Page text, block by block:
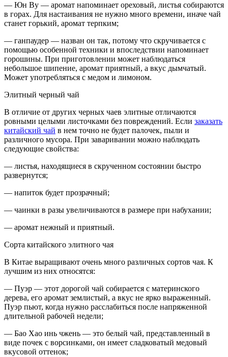
— Юн Ву — аромат напоминает ореховый, листья собираются
в горах. Для настаивания не нужно много времени, иначе чай
станет горький, аромат терпким;
— ганпаудер — назван он так, потому что скручивается с
помощью особенной техники и впоследствии напоминает
горошины. При приготовлении может наблюдаться
небольшое шипение, аромат приятный, а вкус дымчатый.
Может употребляться с медом и лимоном.
Элитный черный чай
В отличие от других черных чаев элитные отличаются
ровными целыми листочками без повреждений. Если заказать
китайский чай в нем точно не будет палочек, пыли и
различного мусора. При заваривании можно наблюдать
следующие свойства:
— листья, находящиеся в скрученном состоянии быстро
развернутся;
— напиток будет прозрачный;
— чаинки в разы увеличиваются в размере при набухании;
— аромат нежный и приятный.
Сорта китайского элитного чая
В Китае выращивают очень много различных сортов чая. К
лучшим из них относятся:
— Пуэр — этот дорогой чай собирается с материнского
дерева, его аромат землистый, а вкус не ярко выраженный.
Пуэр пьют, когда нужно расслабиться после напряженной
длительной рабочей недели;
— Бао Хао инь чжень — это белый чай, представленный в
виде почек с ворсинками, он имеет сладковатый медовый
вкусовой оттенок;